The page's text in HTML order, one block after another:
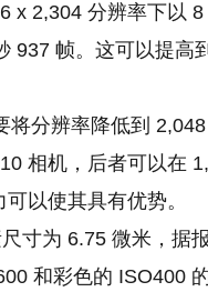
x 2,304 分辨率下以
937 帧。这可以提高
分辨率降低到
相机，后者可以在
以使其具有优势。
寸为 6.75 微米，据
和彩色的 ISO400